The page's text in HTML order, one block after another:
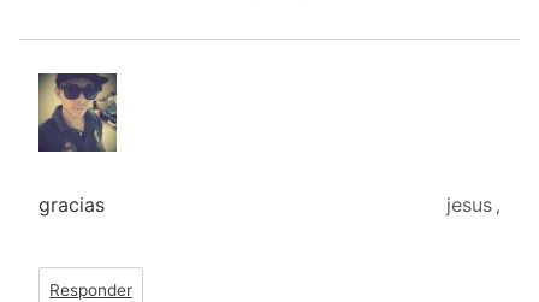
jesus ,
gracias
Responder